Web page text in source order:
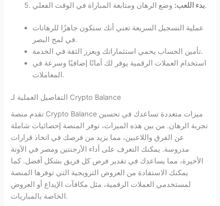
بدء اللعب:وضع الرهان ومتابعة المباراة في الوقت الفعلي.
عملية التسجيل السريعة تعني أنك ستكون جاهزًا للرهانات
في لمح البصر.
تأمين الحساب يحمي استثماراتك ويعزز الثقة في الخدمة.
استخدام العملات الرقمية يوفر لك أمانًا إضافيًا وسرعة في
المعاملات.
التفاصيل العملية لـ Crypto Balance
تقدم منصة Crypto Balance ميزات متعددة تساعدك في تحسين
تجربة الرهان. من بين هذه الميزات، توفر المنصة إحصائيات شاملة
عن الفرق واللاعبين، مما يزيد من فرصك في اتخاذ قرارات
مدروسة. يمكنك التعرف على أداء الأرجنتين ومصر في الآونة
الأخيرة، مما يساعدك في تقدير فرص كل فريق بشكل أفضل. كما
يمكنك الاستفادة من العروض الترويجية التي توفرها المنصة
لمستخدمي العملات الرقمية، مثل مكافآت الإيداع أو العروض
الخاصة بالمباريات.